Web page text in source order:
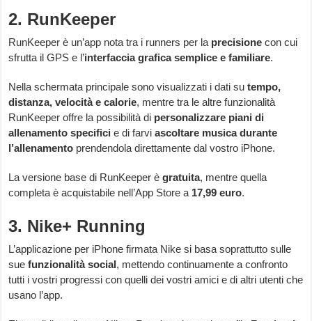
2. RunKeeper
RunKeeper è un’app nota tra i runners per la precisione con cui
sfrutta il GPS e l’interfaccia grafica semplice e familiare.
Nella schermata principale sono visualizzati i dati sutempo,
distanza, velocità e calorie, mentre tra le altre funzionalità
RunKeeper offre la possibilità di personalizzare piani di
allenamento specifici e di farviascoltare musica durante
l’allenamento prendendola direttamente dal vostro iPhone.
La versione base di RunKeeper ègratuita, mentre quella
completa è acquistabile nell’App Store a 17,99 euro.
3. Nike+ Running
L’applicazione per iPhone firmata Nike si basa soprattutto sulle
suefunzionalità social, mettendo continuamente a confronto
tutti i vostri progressi con quelli dei vostri amici e di altri utenti che
usano l’app.